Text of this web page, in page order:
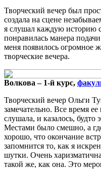
Творческий вечер был
создала на сцене
я слушал каждую историю
понравилась манера
меня появилось огромное
творческие вечера.
Волкова – 1-й курс,
Творческий вечер Ольги
замечательно. Все время
слушала, и казалось,
Местами было смешно, а
хорошо, что окончание
запомнится то, как я
шутки. Очень
такой же, как она. Это